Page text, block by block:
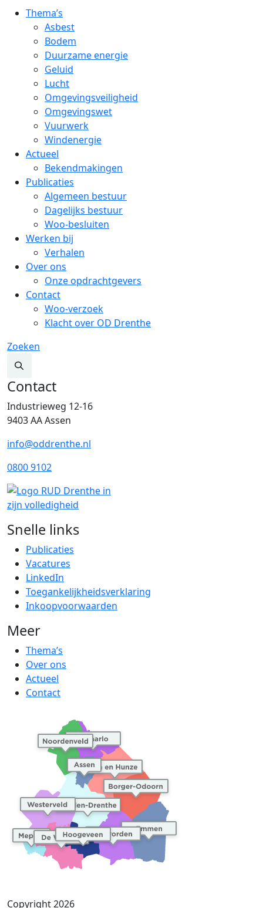
Thema’s
Asbest
Bodem
Duurzame energie
Geluid
Lucht
Omgevingsveiligheid
Omgevingswet
Vuurwerk
Windenergie
Actueel
Bekendmakingen
Publicaties
Algemeen bestuur
Dagelijks bestuur
Woo-besluiten
Werken bij
Verhalen
Over ons
Onze opdrachtgevers
Contact
Woo-verzoek
Klacht over OD Drenthe
Zoeken
Contact
Industrieweg 12-16
9403 AA Assen
info@oddrenthe.nl
0800 9102
Snelle links
Publicaties
Vacatures
LinkedIn
Toegankelijkheidsverklaring
Inkoopvoorwaarden
Meer
Thema’s
Over ons
Actueel
Contact
Copyright 2026